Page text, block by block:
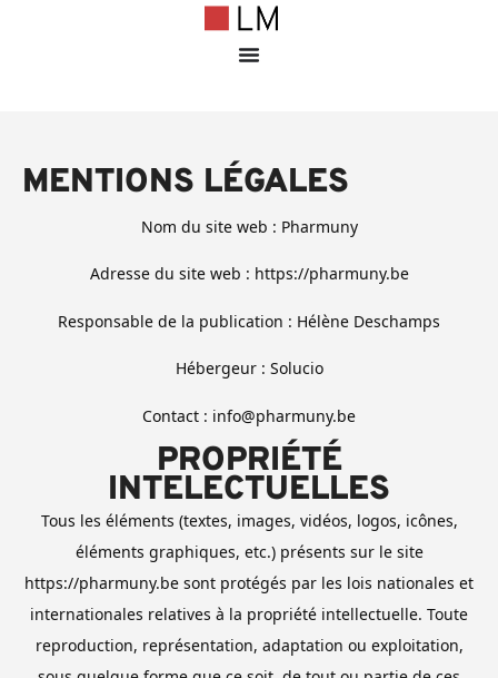
MENTIONS LÉGALES
Nom du site web : Pharmuny
Adresse du site web : https://pharmuny.be
Responsable de la publication : Hélène Deschamps
Hébergeur : Solucio
Contact : info@pharmuny.be
PROPRIÉTÉ
INTELECTUELLES
Tous les éléments (textes, images, vidéos, logos, icônes,
éléments graphiques, etc.) présents sur le site
https://pharmuny.be sont protégés par les lois nationales et
internationales relatives à la propriété intellectuelle. Toute
reproduction, représentation, adaptation ou exploitation,